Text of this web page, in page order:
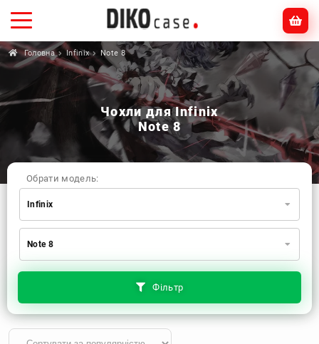
Головна Infinix Note 8
Чохли для Infinix
Note 8
Фільтр
Обрати модель:
Infinix
Xiaomi
Apple
Huawei
Realme
TECNO
ZTE
OnePlus
Motorola
Note 8